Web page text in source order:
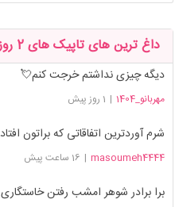
داغ ترین های تاپیک های 2 روز گذشته
دیگه چیزی نداشتم خرجت کنم💘
مهربانو_1404 | 1 روز پیش
شرم آوردترین اتفاقاتی که براتون
masoumeh4444
| 16 ساعت پیش
برا برادر شوهر امشب رفتن خاستگاری